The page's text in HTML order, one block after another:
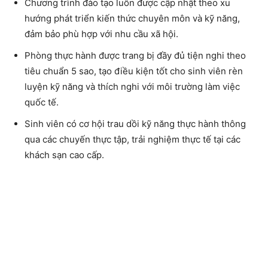
Chương trình đào tạo luôn được cập nhật theo xu
hướng phát triển kiến thức chuyên môn và kỹ năng,
đảm bảo phù hợp với nhu cầu xã hội.
Phòng thực hành được trang bị đầy đủ tiện nghi theo
tiêu chuẩn 5 sao, tạo điều kiện tốt cho sinh viên rèn
luyện kỹ năng và thích nghi với môi trường làm việc
quốc tế.
Sinh viên có cơ hội trau dồi kỹ năng thực hành thông
qua các chuyến thực tập, trải nghiệm thực tế tại các
khách sạn cao cấp.